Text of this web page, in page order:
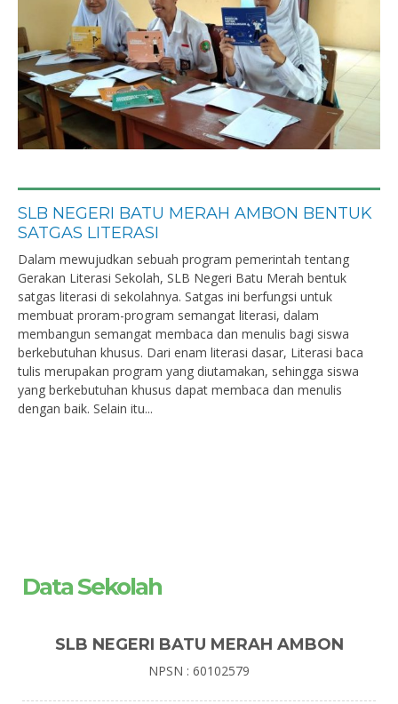
SLB NEGERI BATU MERAH AMBON BENTUK
SATGAS LITERASI
Dalam mewujudkan sebuah program pemerintah tentang
Gerakan Literasi Sekolah, SLB Negeri Batu Merah bentuk
satgas literasi di sekolahnya. Satgas ini berfungsi untuk
membuat proram-program semangat literasi, dalam
membangun semangat membaca dan menulis bagi siswa
berkebutuhan khusus. Dari enam literasi dasar, Literasi baca
tulis merupakan program yang diutamakan, sehingga siswa
yang berkebutuhan khusus dapat membaca dan menulis
dengan baik. Selain itu...
Data Sekolah
SLB NEGERI BATU MERAH AMBON
NPSN : 60102579